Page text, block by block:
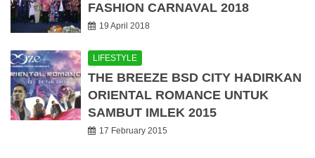
FASHION CARNAVAL 2018
19 April 2018
LIFESTYLE
THE BREEZE BSD CITY HADIRKAN
ORIENTAL ROMANCE UNTUK
SAMBUT IMLEK 2015
17 February 2015